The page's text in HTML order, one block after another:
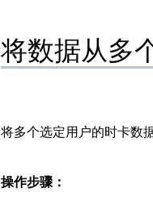
将数据从多
将多个选定用户的时卡数
操作步骤：